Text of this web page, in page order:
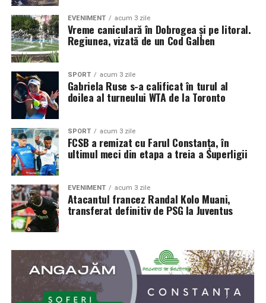
EVENIMENT acum 3 zile
Vreme caniculară în Dobrogea și pe litoral.
Regiunea, vizată de un Cod Galben
SPORT acum 3 zile
Gabriela Ruse s-a calificat în turul al
doilea al turneului WTA de la Toronto
SPORT acum 3 zile
FCSB a remizat cu Farul Constanța, în
ultimul meci din etapa a treia a Superligii
EVENIMENT acum 3 zile
Atacantul francez Randal Kolo Muani,
transferat definitiv de PSG la Juventus